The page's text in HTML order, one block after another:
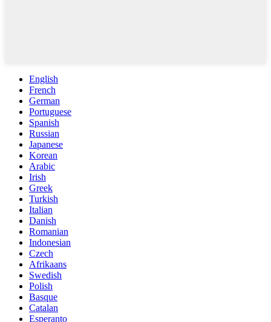
English
French
German
Portuguese
Spanish
Russian
Japanese
Korean
Arabic
Irish
Greek
Turkish
Italian
Danish
Romanian
Indonesian
Czech
Afrikaans
Swedish
Polish
Basque
Catalan
Esperanto